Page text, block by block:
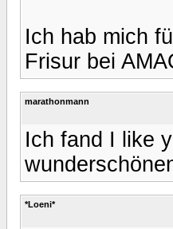
Ich hab mich
Frisur bei
marathonmann
Ich fand I like
*Loeni*